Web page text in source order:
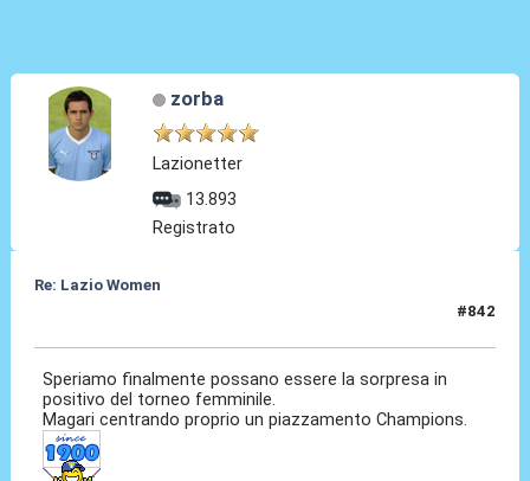
zorba
Lazionetter
13.893
Registrato
Re: Lazio Women
#842
Speriamo finalmente possano essere la sorpresa in
positivo del torneo femminile.
Magari centrando proprio un piazzamento Champions.